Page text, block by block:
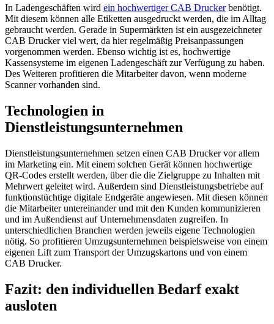
In Ladengeschäften wird ein hochwertiger CAB Druckerbenötigt.
Mit diesem können alle Etiketten ausgedruckt werden, die im Alltag
gebraucht werden. Gerade in Supermärkten ist ein ausgezeichneter
CAB Drucker viel wert, da hier regelmäßig Preisanpassungen
vorgenommen werden. Ebenso wichtig ist es, hochwertige
Kassensysteme im eigenen Ladengeschäft zur Verfügung zu haben.
Des Weiteren profitieren die Mitarbeiter davon, wenn moderne
Scanner vorhanden sind.
Technologien in
Dienstleistungsunternehmen
Dienstleistungsunternehmen setzen einen CAB Drucker vor allem
im Marketing ein. Mit einem solchen Gerät können hochwertige
QR-Codes erstellt werden, über die die Zielgruppe zu Inhalten mit
Mehrwert geleitet wird. Außerdem sind Dienstleistungsbetriebe auf
funktionstüchtige digitale Endgeräte angewiesen. Mit diesen können
die Mitarbeiter untereinander und mit den Kunden kommunizieren
und im Außendienst auf Unternehmensdaten zugreifen. In
unterschiedlichen Branchen werden jeweils eigene Technologien
nötig. So profitieren Umzugsunternehmen beispielsweise von einem
eigenen Lift zum Transport der Umzugskartons und von einem
CAB Drucker.
Fazit: den individuellen Bedarf exakt
ausloten